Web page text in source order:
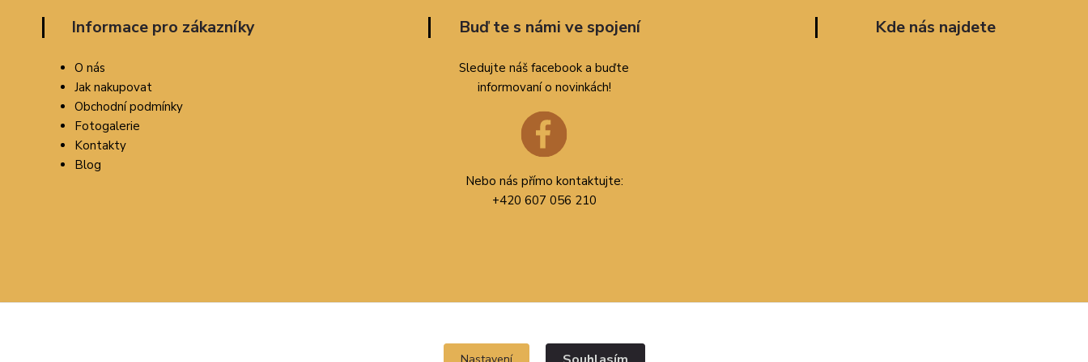
Informace pro zákazníky
O nás
Jak nakupovat
Obchodní podmínky
Fotogalerie
Kontakty
Blog
Buď te s námi ve spojení
Sledujte náš facebook a buďte
informovaní o novinkách!
Nebo nás přímo kontaktujte:
+420 607 056 210
Kde nás najdete